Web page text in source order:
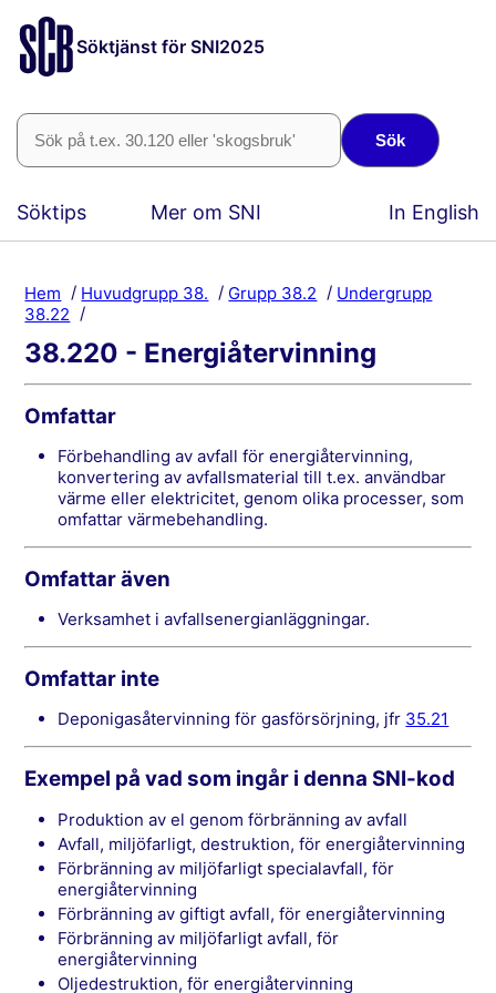
Söktjänst för SNI2025
Sök
Söktips Mer om SNI In English
Hem Huvudgrupp 38. Grupp 38.2
Undergrupp
38.22
38.220 - Energiåtervinning
Omfattar
förbehandling av avfall för energiåtervinning,
konvertering av avfallsmaterial till t.ex. användbar
värme eller elektricitet, genom olika processer, som
omfattar värmebehandling.
Omfattar även
verksamhet i avfallsenergianläggningar.
Omfattar inte
deponigasåtervinning för gasförsörjning, jfr 35.21
Exempel på vad som ingår i denna SNI-kod
Produktion av el genom förbränning av avfall
Avfall, miljöfarligt, destruktion, för energiåtervinning
Förbränning av miljöfarligt specialavfall, för
energiåtervinning
Förbränning av giftigt avfall, för energiåtervinning
Förbränning av miljöfarligt avfall, för
energiåtervinning
Oljedestruktion, för energiåtervinning